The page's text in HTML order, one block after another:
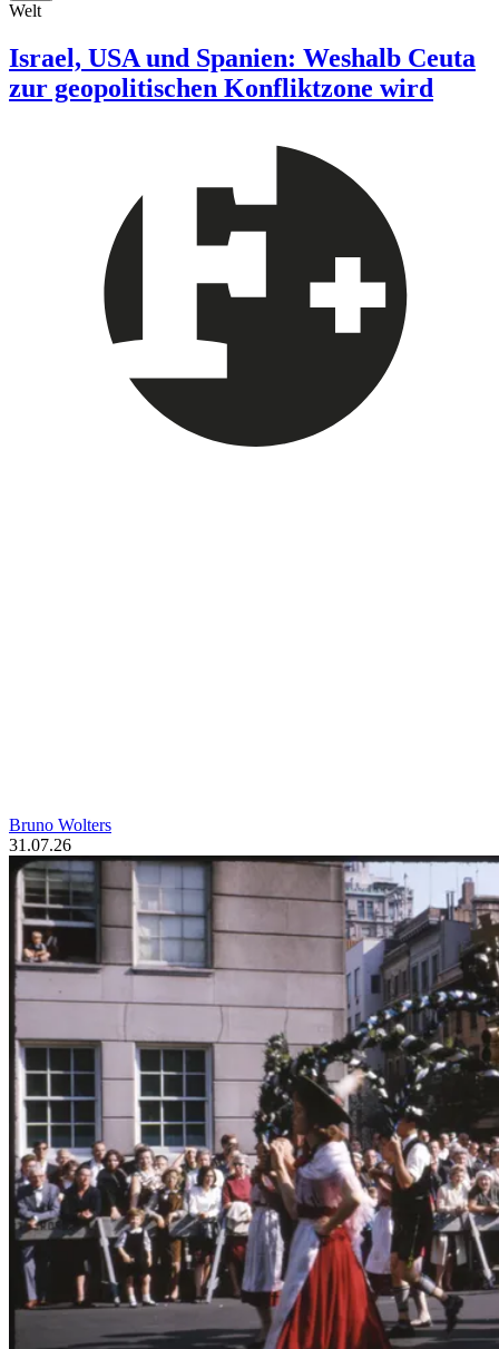
Welt
Israel, USA und Spanien: Weshalb Ceuta
zur geopolitischen Konfliktzone wird
Bruno Wolters
31.07.26